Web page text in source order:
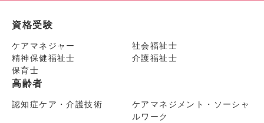
資格受験
ケアマネジャー
社会福祉士
精神保健福祉士
介護福祉士
保育士
高齢者
認知症ケア・介護技術
ケアマネジメント・ソーシャ
ルワーク